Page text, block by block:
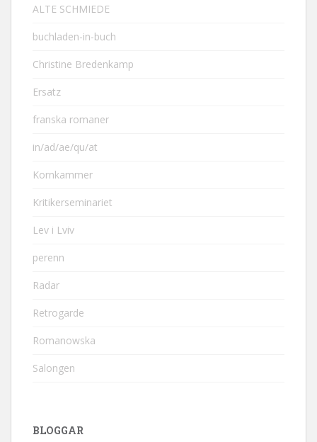
ALTE SCHMIEDE
buchladen-in-buch
Christine Bredenkamp
Ersatz
franska romaner
in/ad/ae/qu/at
Kornkammer
Kritikerseminariet
Lev i Lviv
perenn
Radar
Retrogarde
Romanowska
Salongen
BLOGGAR